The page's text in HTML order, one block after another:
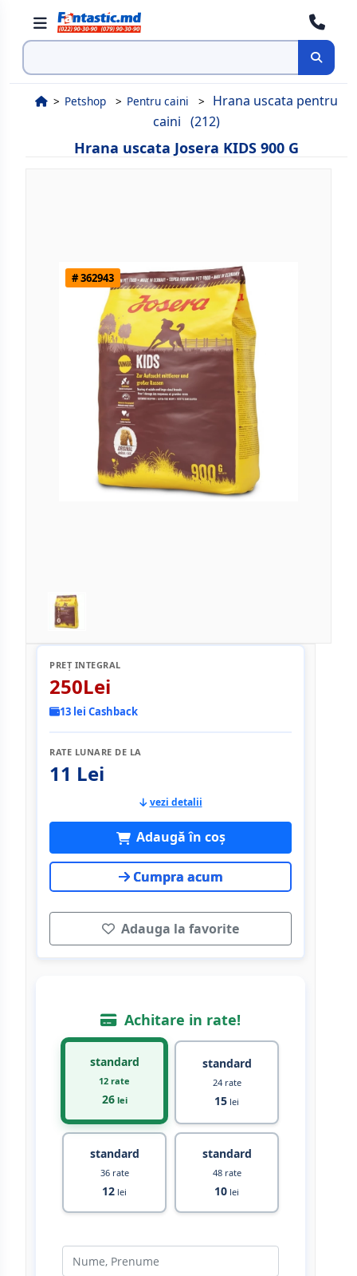
Cauta
Petshop Pentru caini
Hrana uscata pentru
caini (212)
Hrana uscata Josera KIDS 900 G
# 362943
PREȚ INTEGRAL
250Lei
13 lei Cashback
RATE LUNARE DE LA
11 Lei
vezi detalii
Adaugă în coș
Cumpra acum
Adauga la favorite
Achitare in rate!
standard
12 rate
26lei
standard
24 rate
15 lei
standard
36 rate
12 lei
standard
48 rate
10 lei